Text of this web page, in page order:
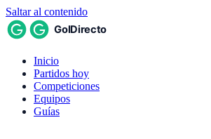
Saltar al contenido
Inicio
Partidos hoy
Competiciones
Equipos
Guías